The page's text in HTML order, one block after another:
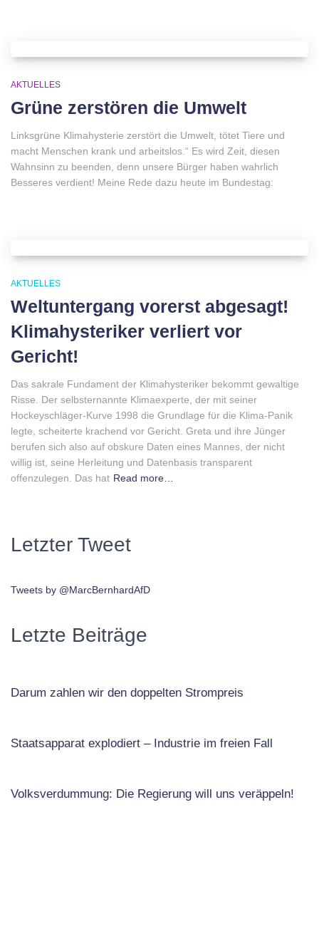
AKTUELLES
Grüne zerstören die Umwelt
Linksgrüne Klimahysterie zerstört die Umwelt, tötet Tiere und
macht Menschen krank und arbeitslos.“ Es wird Zeit, diesen
Wahnsinn zu beenden, denn unsere Bürger haben wahrlich
Besseres verdient! Meine Rede dazu heute im Bundestag:
AKTUELLES
Weltuntergang vorerst abgesagt!
Klimahysteriker verliert vor
Gericht!
Das sakrale Fundament der Klimahysteriker bekommt gewaltige
Risse. Der selbsternannte Klimaexperte, der mit seiner
Hockeyschläger-Kurve 1998 die Grundlage für die Klima-Panik
legte, scheiterte krachend vor Gericht. Greta und ihre Jünger
berufen sich also auf obskure Daten eines Mannes, der nicht
willig ist, seine Herleitung und Datenbasis transparent
offenzulegen. Das hat Read more…
Letzter Tweet
Tweets by @MarcBernhardAfD
Letzte Beiträge
Darum zahlen wir den doppelten Strompreis
Staatsapparat explodiert – Industrie im freien Fall
Volksverdummung: Die Regierung will uns veräppeln!